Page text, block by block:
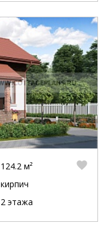
124.2 м²
кирпич
2 этажа